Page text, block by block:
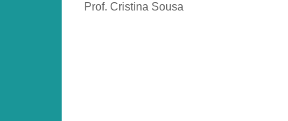
Prof. Cristina Sousa